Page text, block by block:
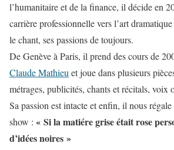
l’humanitaire et de la finance, il décide en
carrière professionnelle vers l’art
le chant, ses passions de toujours.
De Genève à Paris, il prend des cours de
Claude Mathieu et joue dans plusieurs
métrages, publicités, chants et récitals, voix
Sa passion est intacte et enfin, il nous
show : « Si la matiére grise était rose
d’idées noires »